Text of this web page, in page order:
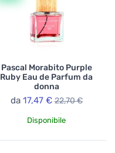
Pascal Morabito Purple
Ruby Eau de Parfum da
donna
da 17,47 € 22,70 €
Disponibile